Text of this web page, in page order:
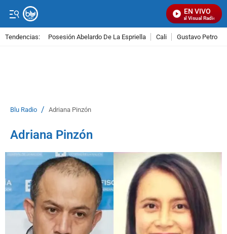
EN VIVO
Señal Visual Radio
Tendencias: Posesión Abelardo De La Espriella Cali Gustavo Petro
Blu Radio / Adriana Pinzón
Adriana Pinzón